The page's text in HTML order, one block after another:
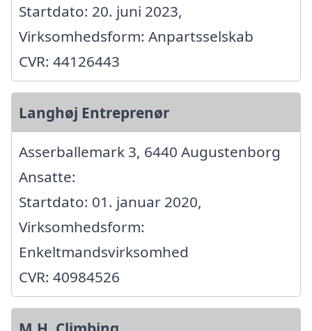
Startdato: 20. juni 2023,
Virksomhedsform: Anpartsselskab
CVR: 44126443
Langhøj Entreprenør
Asserballemark 3, 6440 Augustenborg
Ansatte:
Startdato: 01. januar 2020,
Virksomhedsform:
Enkeltmandsvirksomhed
CVR: 40984526